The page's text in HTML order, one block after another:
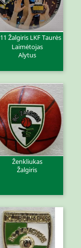
Žalgiris LKF Taurės
Laimėtojas
Alytus
Ženkliukas
Žalgiris